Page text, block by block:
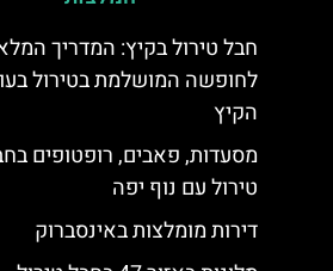
חבל טירול בקיץ: המדריך
לחופשה המושלמת בטירול
הקיץ
מסעדות, פאבים, רופטופים
טירול עם נוף יפה
דירות מומלצות באינסברוק